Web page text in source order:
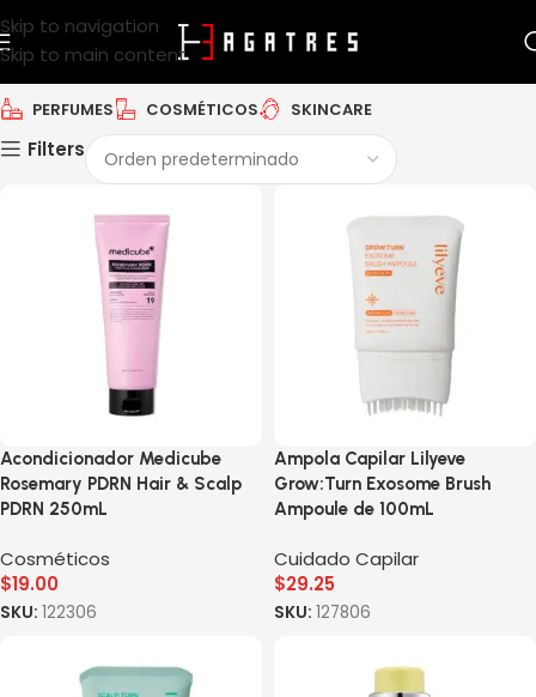
Skip to navigation
Skip to main content
PERFUMES COSMÉTICOS SKINCARE
Filters
Acondicionador Medicube
Rosemary PDRN Hair & Scalp
PDRN 250mL
Cosméticos
$19.00
SKU: 122306
Ampola Capilar Lilyeve
Grow:Turn Exosome Brush
Ampoule de 100mL
Cuidado Capilar
$29.25
SKU: 127806